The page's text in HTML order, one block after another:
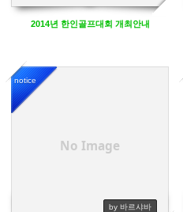
2014년 한인골프대회 개최안내
No Image
notice
by 바르샤바